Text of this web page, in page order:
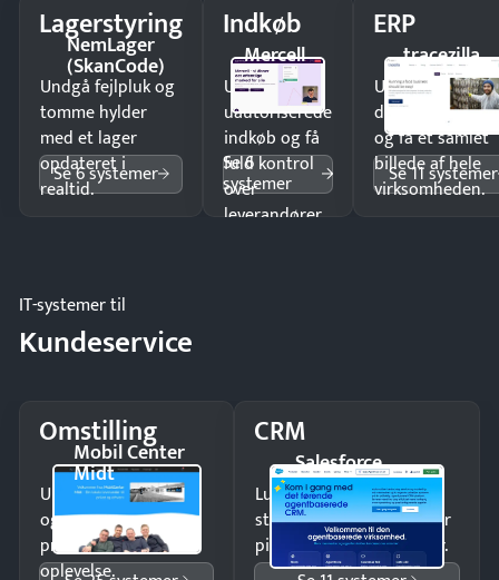
Lagerstyring
NemLager
(SkanCode)
Undgå fejlpluk og
tomme hylder
med et lager
opdateret i
realtid.
Se 6 systemer
Indkøb
Mercell
Undgå
uautoriserede
indkøb og få
fuld kontrol
over
leverandører
Se 6
systemer
ERP
tracezilla
Undgå
og få ét samlet
billede af hele
virksomheden.
Se 11 systemer
IT-systemer til
Kundeservice
Omstilling
Mobil Center
Midt
Undgå tabte opkald
og giv kunderne en
professionel
oplevelse.
CRM
Salesforce
Luk flere salg med et
struktureret overblik over
pipeline og opfølgninger.